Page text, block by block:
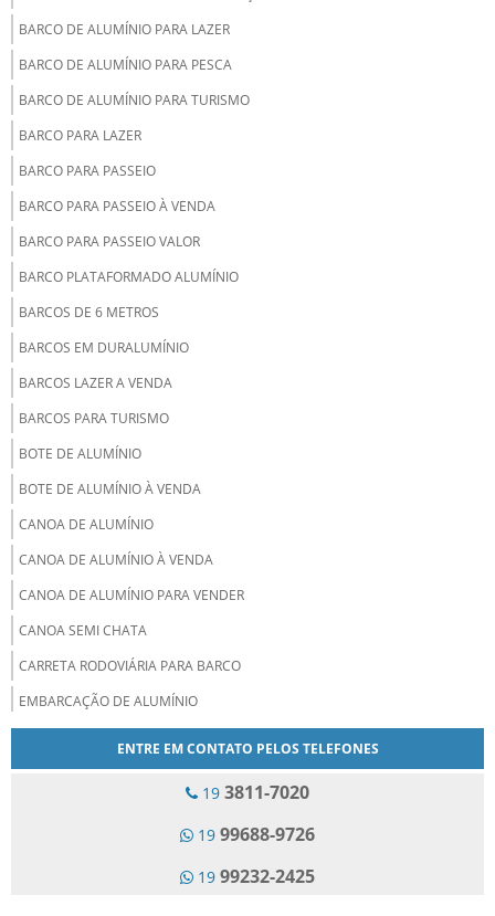
BARCO DE ALUMÍNIO PARA LAZER
BARCO DE ALUMÍNIO PARA PESCA
BARCO DE ALUMÍNIO PARA TURISMO
BARCO PARA LAZER
BARCO PARA PASSEIO
BARCO PARA PASSEIO À VENDA
BARCO PARA PASSEIO VALOR
BARCO PLATAFORMADO ALUMÍNIO
BARCOS DE 6 METROS
BARCOS EM DURALUMÍNIO
BARCOS LAZER A VENDA
BARCOS PARA TURISMO
BOTE DE ALUMÍNIO
BOTE DE ALUMÍNIO À VENDA
CANOA DE ALUMÍNIO
CANOA DE ALUMÍNIO À VENDA
CANOA DE ALUMÍNIO PARA VENDER
CANOA SEMI CHATA
CARRETA RODOVIÁRIA PARA BARCO
EMBARCAÇÃO DE ALUMÍNIO
EMPRESA DE BARCOS DE ALUMÍNIO
FÁBRICA DE LANCHAS DE ALUMÍNIO
FABRICAÇÃO DE BARCOS DE ALUMÍNIO
ENTRE EM CONTATO PELOS TELEFONES
19 3811-7020
19 99688-9726
19 99232-2425